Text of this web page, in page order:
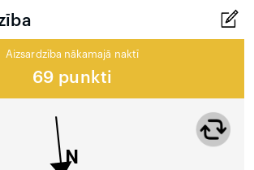
Aizsardzība nākamajā naktī
69 punkti
N